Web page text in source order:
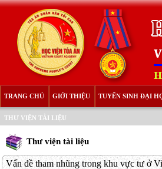
TRANG CHỦ GIỚI THIỆU TUYỂN SINH ĐẠI
THƯ VIỆN TÀI LIỆU
Thư viện tài liệu
Vấn đề tham nhũng trong khu vực tư ở